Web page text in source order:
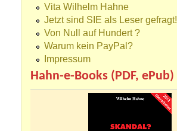
Vita Wilhelm Hahne
Jetzt sind SIE als Leser gefragt!
Von Null auf Hundert ?
Warum kein PayPal?
Impressum
Hahn-e-Books (PDF, ePub)